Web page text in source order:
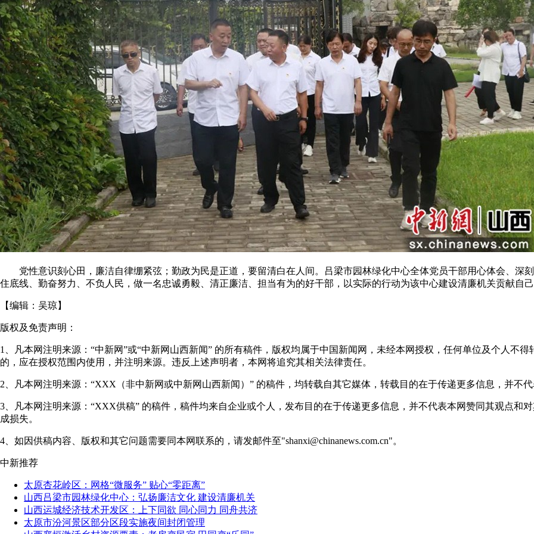
党性意识刻心田，廉洁自律绷紧弦；勤政为民是正道，要留清白在人间。吕梁市园林绿化中心全体党员干部用心体会、深
住底线、勤奋努力、不负人民，做一名忠诚勇毅、清正廉洁、担当有为的好干部，以实际的行动为该中心建设清廉机关贡献自
【编辑： 吴琼】
版权及免责声明：
1、凡本网注明来源：“中新网”或“中新网山西新闻” 的所有稿件，版权均属于中国新闻网，未经本网授权，任何单位及个人不
的，应在授权范围内使用，并注明来源。违反上述声明者，本网将追究其相关法律责任。
2、凡本网注明来源：“XXX（非中新网或中新网山西新闻）” 的稿件，均转载自其它媒体，转载目的在于传递更多信息，并不
3、凡本网注明来源：“XXX供稿” 的稿件，稿件均来自企业或个人，发布目的在于传递更多信息，并不代表本网赞同其观点和
成损失。
4、如因供稿内容、版权和其它问题需要同本网联系的，请发邮件至"shanxi@chinanews.com.cn"。
中新推荐
太原杏花岭区：网格“微服务” 贴心“零距离”
山西吕梁市园林绿化中心：弘扬廉洁文化 建设清廉机关
山西运城经济技术开发区：上下同欲 同心同力 同舟共济
太原市汾河景区部分区段实施夜间封闭管理